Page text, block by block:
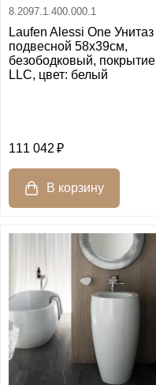
8.2097.1.400.000.1
Laufen Alessi One Унитаз
подвесной 58х39см,
безободковый, покрытие
LLC, цвет: белый
111 042